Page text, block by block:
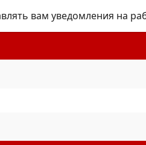
вам уведомления на